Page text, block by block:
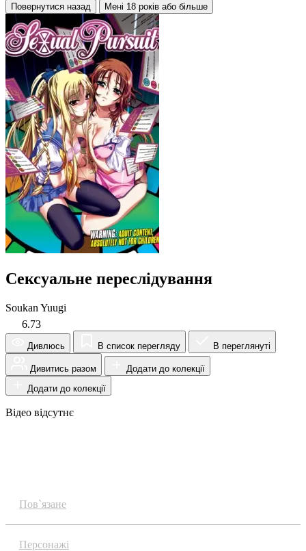
Повернутися назад Мені 18 років або більше
Сексуальне переслідування
Soukan Yuugi
6.73
Дивлюсь В список перегляду В переглянуті
Дивитись разом
Додати до колекції
Додати до колекції
Відео відсутнє
Пов`язане
Персонажі